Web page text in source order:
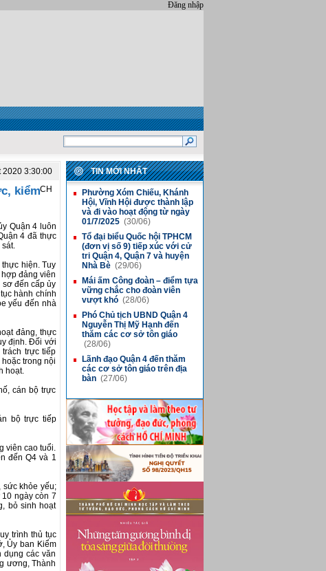
Đăng nhập
2020 3:30:00
CH
kiểm
Quận 4 luôn
4 đã thực
hiện. Tuy
đảng viên
sơ đến cấp ủy
hành chính
yếu đến nhà
đảng, thực
định. Đối với
trực tiếp
trong nội
hoạt.
cán bộ trực
bộ trực tiếp
viên cao tuổi.
đến Q4 và 1
sức khỏe yếu;
ngày còn 7
bỏ sinh hoạt
trình thủ tục
Ủy ban Kiểm
dụng các văn
ương, Thành
TIN MỚI NHẤT
■
Phường Xóm Chiếu, Khánh
Hội, Vĩnh Hội được thành lập
và đi vào hoạt động từ ngày
01/7/2025 (30/06)
■ Tổ đại biểu Quốc hội TPHCM
(đơn vị số 9) tiếp xúc với cử
tri Quận 4, Quận 7 và huyện
Nhà Bè (29/06)
■
Mái ấm Công đoàn – điểm tựa
vững chắc cho đoàn viên
vượt khó (28/06)
■
Phó Chủ tịch UBND Quận 4
Nguyễn Thị Mỹ Hạnh đến
thăm các cơ sở tôn giáo
(28/06)
■
Lãnh đạo Quận 4 đến thăm
các cơ sở tôn giáo trên địa
bàn (27/06)